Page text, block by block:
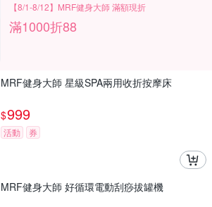
【8/1-8/12】MRF健身大師 滿額現折
滿1000折88
MRF健身大師 星級SPA兩用收折按摩床
$999
活動 券
MRF健身大師 好循環電動刮痧拔罐機